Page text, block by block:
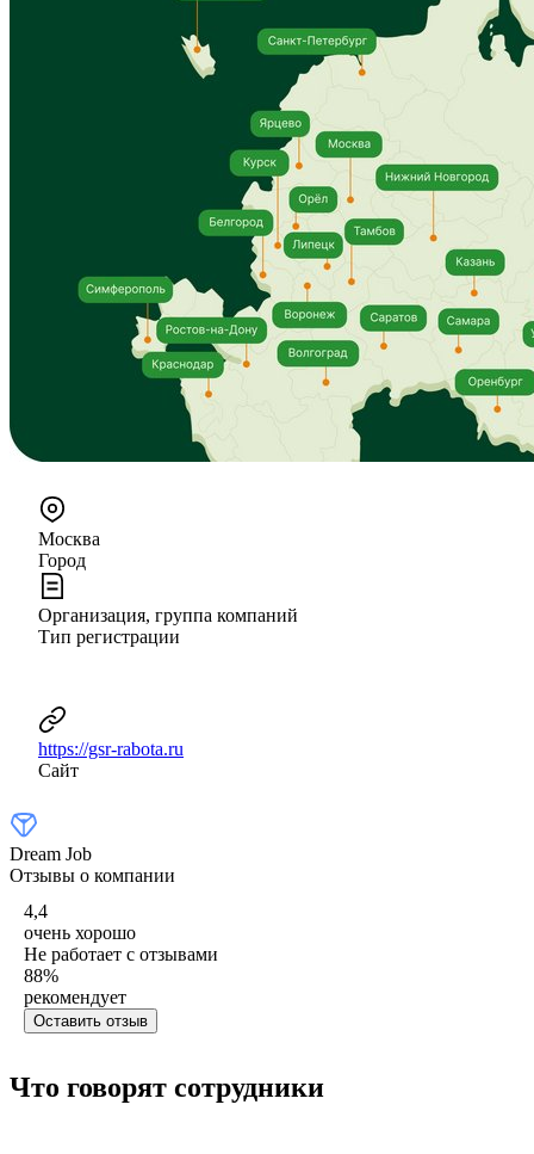
Москва
Город
Организация, группа компаний
Тип регистрации
https://gsr-rabota.ru
Сайт
Dream Job
Отзывы о компании
4,4
очень хорошо
Не работает с отзывами
88%
рекомендует
Оставить отзыв
Что говорят сотрудники